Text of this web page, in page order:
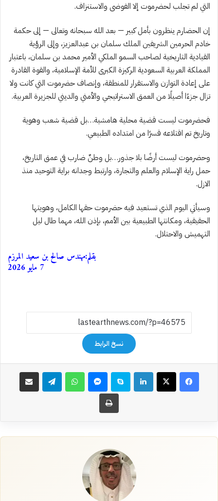
التي لم تجلب لحضرموت إلا الفوضى والاستنزاف.
إن الحضارم ينظرون بأمل كبير — بعد الله سبحانه وتعالى — إلى حكمة
خادم الحرمين الشريفين الملك سلمان بن عبدالعزيز، وإلى الرؤية
القيادية التاريخية لصاحب السمو الملكي الأمير محمد بن سلمان، باعتبار
المملكة العربية السعودية الركيزة الكبرى للأمة الإسلامية، والقوة القادرة
على إعادة التوازن والاستقرار للمنطقة، وإنصاف حضرموت التي كانت ولا
تزال جزءًا أصيلًا من العمق الاستراتيجي والأمني والديني للجزيرة العربية.
فحضرموت ليست قضية محلية هامشية…بل قضية شعب وهوية
وتاريخ تم اقتلاعه قسرًا من امتداده الطبيعي.
وحضرموت ليست أرضًا بلا جذور…بل وطنٌ ضارب في عمق التاريخ،
حمل راية الإسلام والعلم والتجارة، وارتبط وجدانه براية التوحيد منذ
الازل.
وسيأتي اليوم الذي تستعيد فيه حضرموت حقها الكامل، وهويتها
الحقيقية، ومكانتها الطبيعية بين الأمم، بإذن الله، مهما طال ليل
التهميش والاحتلال.
بقلم:مهندس صالح بن سعيد المرزم
7 مايو 2026
نسخ الرابط
فيسبوك‫X لينكدإن سكايب ماسنجر واتساب تيلقرام مشاركة عبر البريد
طباعة